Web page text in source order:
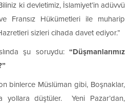
ki devletimiz, İslamiyet’in adüvvü
Fransız Hükümetleri ile muharip
sizleri cihada davet ediyor.”
şu soruydu: “Düşmanlarımız
binlerce Müslüman gibi, Boşnaklar,
yollara düştüler.
Yeni Pazar’dan,